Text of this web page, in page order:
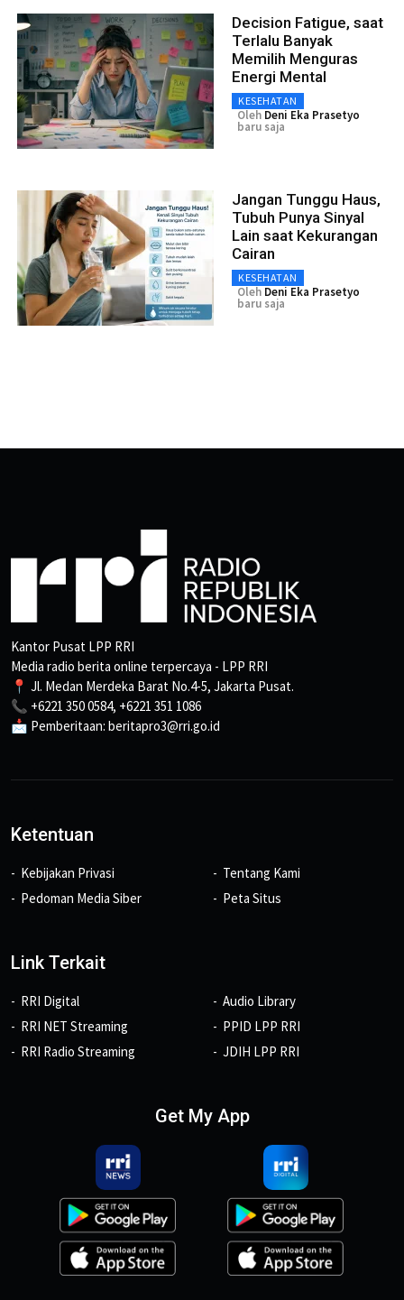
Decision Fatigue, saat
Terlalu Banyak
Memilih Menguras
Energi Mental
KESEHATAN
Oleh Deni Eka Prasetyo
baru saja
Jangan Tunggu Haus,
Tubuh Punya Sinyal
Lain saat Kekurangan
Cairan
KESEHATAN
Oleh Deni Eka Prasetyo
baru saja
Kantor Pusat LPP RRI
Media radio berita online terpercaya - LPP RRI
📍 Jl. Medan Merdeka Barat No.4-5, Jakarta Pusat.
📞 +6221 350 0584, +6221 351 1086
📩 Pemberitaan: beritapro3@rri.go.id
Ketentuan
Kebijakan Privasi
Pedoman Media Siber
Tentang Kami
Peta Situs
Link Terkait
RRI Digital
RRI NET Streaming
RRI Radio Streaming
Audio Library
PPID LPP RRI
JDIH LPP RRI
Get My App